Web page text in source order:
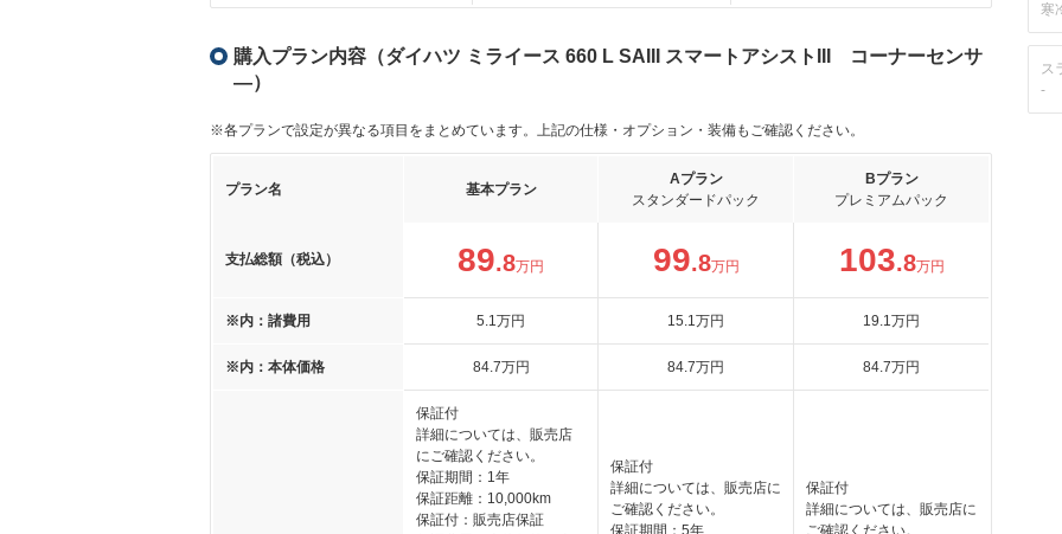
購入プラン内容（ダイハツ ミライース 660 L SAIII スマートアシストIII コーナーセンサ
―）
※各プランで設定が異なる項目をまとめています。上記の仕様・オプション・装備もご確認ください。
プラン名 基本プラン
Aプラン
スタンダードパック
Bプラン
プレミアムパック
支払総額（税込） 89.8万円 99.8万円 103.8万円
※内：諸費用 5.1万円 15.1万円 19.1万円
※内：本体価格 84.7万円 84.7万円 84.7万円
保証付
詳細については、販売店
にご確認ください。
保証期間：1年
保証距離：10,000km
保証付：販売店保証
保証付
詳細については、販売店に
ご確認ください。
保証期間：5年
保証付
詳細については、販売店に
ご確認ください。
寒
ス
-